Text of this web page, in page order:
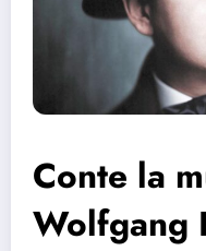
Conte la
Wolfgang